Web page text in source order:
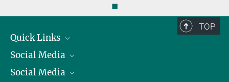
◼
TOP
Quick Links
Präsident
Zahlen und Fakten
Social Media
Bluesky
Social Media